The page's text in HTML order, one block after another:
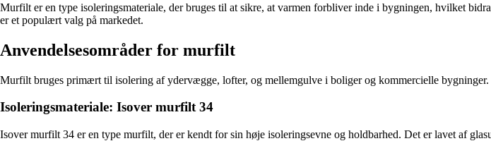
Murfilt er en type isoleringsmateriale, der bruges til at sikre, at varmen forbliver inde i bygningen, hvilket
er et populært valg på markedet.
Anvendelsesområder for murfilt
Murfilt bruges primært til isolering af ydervægge, lofter, og mellemgulve i boliger og kommercielle
Isoleringsmateriale: Isover murfilt 34
Isover murfilt 34 er en type murfilt, der er kendt for sin høje isoleringsevne og holdbarhed. Det er lavet af